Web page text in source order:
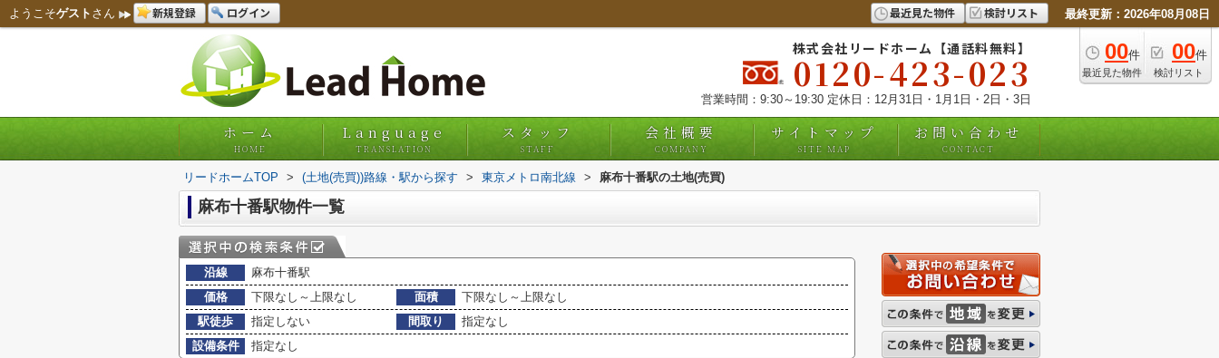
ようこそゲスト さん 新規登録 ログイン 最近見た物件 検討リスト 最終更新：2026年08月08日
00件
最近見た物件
00件
検討リスト
株式会社リードホーム【通話料無料】
0120-423-023
営業時間：9:30～19:30 定休日：12月31日・1月1日・2日・3日
ホーム
HOME
Language
TRANSLATION
スタッフ
STAFF
会社概要
COMPANY
サイトマップ
SITE MAP
お問い合わせ
CONTACT
リードホームTOP > (土地(売買))路線・駅から探す > 東京メトロ南北線 > 麻布十番駅の土地(売買)
麻布十番駅物件一覧
沿線
麻布十番駅
価格
下限なし～上限なし 面積
下限なし～上限なし
駅徒歩
指定しない 間取り
指定なし
設備条件
指定なし